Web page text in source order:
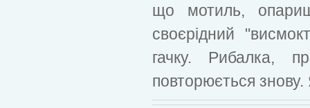
що мотиль,
своєрідний
гачку. Рибалка,
повторюється